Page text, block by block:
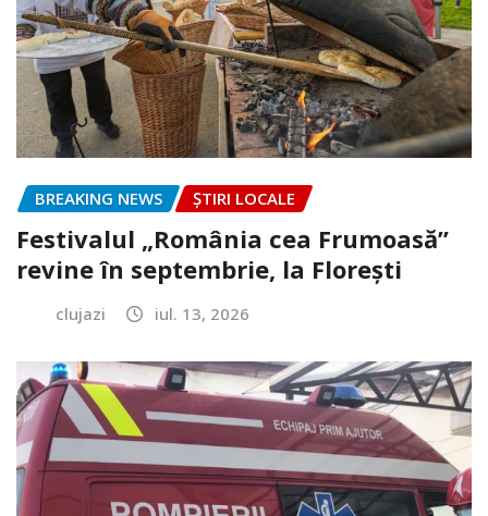
BREAKING NEWS ȘTIRI LOCALE
Festivalul „România cea Frumoasă”
revine în septembrie, la Florești
clujazi iul. 13, 2026